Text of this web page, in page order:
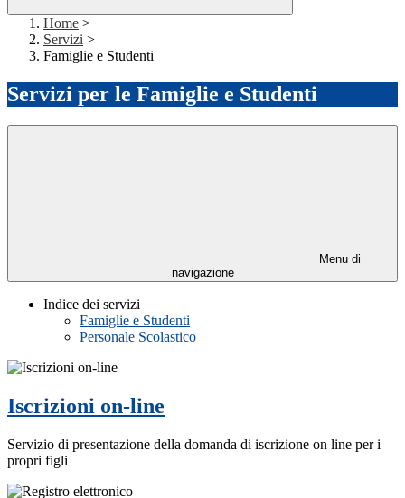
Home >
Servizi >
Famiglie e Studenti
Servizi per le Famiglie e Studenti
Menu di
navigazione
Indice dei servizi
Famiglie e Studenti
Personale Scolastico
Iscrizioni on-line
Servizio di presentazione della domanda di iscrizione on line per i
propri figli